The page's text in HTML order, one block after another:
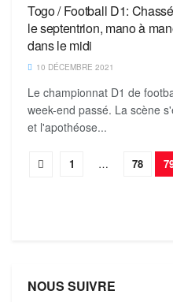
Togo / Football D1:
le septentrion, mano à
dans le midi
10 DÉCEMBRE 2021
Le championnat D1 de
week-end passé. La scène
et l'apothéose...
1 … 78
NOUS SUIVRE